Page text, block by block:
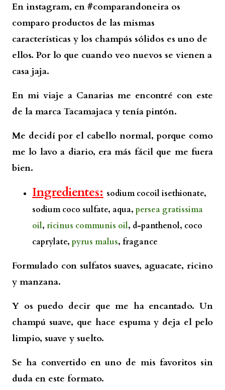
En instagram, en #comparandoneira os
comparo productos de las mismas
características y los champús sólidos es uno de
ellos. Por lo que cuando veo nuevos se vienen a
casa jaja.
En mi viaje a Canarias me encontré con este
de la marca Tacamajaca y tenía pintón.
Me decidí por el cabello normal, porque como
me lo lavo a diario, era más fácil que me fuera
bien.
Ingredientes: sodium cocoil isethionate,
sodium coco sulfate, aqua, persea gratissima
oil, ricinus communis oil, d-panthenol, coco
caprylate, pyrus malus, fragance
Formulado con sulfatos suaves, aguacate, ricino
y manzana.
Y os puedo decir que me ha encantado. Un
champú suave, que hace espuma y deja el pelo
limpio, suave y suelto.
Se ha convertido en uno de mis favoritos sin
duda en este formato.